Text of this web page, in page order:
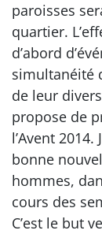
paroisses
quartier.
d’abord
simultanéité
de leur
propose de
l’Avent
bonne
hommes,
cours des
C’est le but